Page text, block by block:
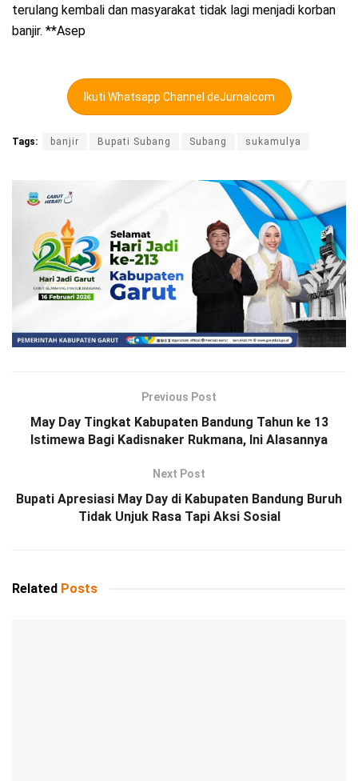
terulang kembali dan masyarakat tidak lagi menjadi korban
banjir. **Asep
Ikuti Whatsapp Channel deJurnalcom
Tags: banjir Bupati Subang Subang sukamulya
Previous Post
May Day Tingkat Kabupaten Bandung Tahun ke 13
Istimewa Bagi Kadisnaker Rukmana, Ini Alasannya
Next Post
Bupati Apresiasi May Day di Kabupaten Bandung Buruh
Tidak Unjuk Rasa Tapi Aksi Sosial
Related Posts